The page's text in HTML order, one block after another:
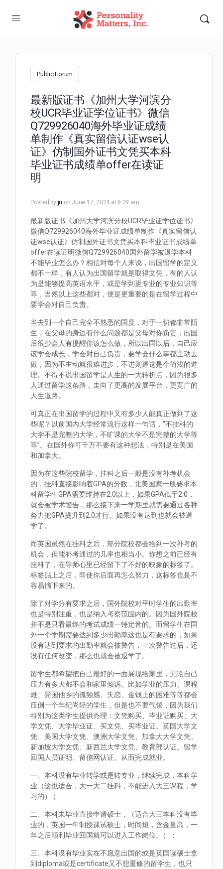
Public Forum
最新版证书《加州大学河滨分
校UCR毕业证学位证书》微信
Q729926040海外毕业证成绩
单制作《真实留信认证wse认
证》仿制国外证书文凭买本科
毕业证书成绩单offer在读证
明
Posted by ju on June 17, 2024 at 8:29 am
最新版证书《加州大学河滨分校UCR毕业证学位证书》
微信Q729926040海外毕业证成绩单制作《真实留信认
证wse认证》仿制国外证书文凭买本科毕业证书成绩单
offer在读证明微信Q729926040国外留学被退学本科
不能毕业怎么办？相信对每个人来说，出国留学的定义
都不一样，有人认为出国留学就是取得文凭，有的人认
为是能够提高英语水平，或是学到更专业的专业知识等
等，当然以上这些都对，便是更重要的是在留学过程中
要学会对自己负责。
当去到一个自己完全不熟悉的国度，对于一切都非常陌
生，在父母的身边有什么问题都是父母对你负责，出国
后很少会人有提醒你该怎么做，所以出国以后，自己应
该学会成长，学会对自己负责，要学会什么事都主动去
做，因为不主动就很难进步，不进则退这是个简浅的道
理。不得不说出国留学是人生的一大转折点，因为很多
人通过留学这条路，走向了更高的发展平台，更宽广的
人生道路。
可真正在出国留学的过程中又有多少人能真正做到了这
些呢？以前国内大学经常流行这样一句话，“不挂科的
大学不是完整的大学，不旷课的大学不是完整的大学等
等”。在国外你可千万不要有这种想法，特别是在美国
和加拿大。
因为在这些院校留学，挂科之后一般是没有补考机会
的，挂科直接影响着GPA的分数，北美国家一般要求本
科留学生GPA需要维持在2.0以上，如果GPA低于2.0，
就会被学术警告，那么接下来一学期里就需要通过各种
努力把GPA提升到2.0才行。如果没有达到也就会被退
学了。
而英国虽然在挂科之后，部分院校都会给到一次补考的
机会，但能补考通过的几率也相当小。你想之前已经有
挂科了，在导师心里已经留下了不好的映象的标签了。
标签贴上之后，即使你后面再怎么努力，这标签也是不
容易摘下来的。
除了对学分有要求之后，国外院校对平时学生的出勤率
也是特别注重，也是纳入考察范围内的。因为国外院校
并不是只看最终的考试成绩一锤定音的。而留学生在国
外一个学期需要达到多少出勤率这也是有要求的，如果
没有达到要求的出勤率就会被警告，一次警告过后，还
没有任何改变，那么也就会被退学了。
留学生都希望把自己最好的一面展现给家里，无论自己
压力有多大都不会和家里倾诉。比如学业的压力、课程
难、异国他乡的孤独感、失恋、金钱上的困难等等都会
压倒一个年纪尚轻的学生，但是也不要气馁，因为我们
特别为这类学生提供办理：文凭购买、毕业证购买、大
学文凭、大学毕业证、买文凭、买毕业证、英国大学文
凭、美国大学文凭、澳洲大学文凭、加拿大大学文凭、
新加坡大学文凭、新西兰大学文凭、教育部认证、留学
回国人员证明、留信网认证。从而完成就业。
一、本科没有毕业转学或是转专业，继续完成，本科学
业（这也适合，大一大二挂科，不能进入大三课程，学
习的）；
二、本科未毕业直接申请硕士，（适合大三本科没有毕
业的，英国一年制授课试硕士，时间短，含金量高，一
年之后顺利毕业回国就可以进入工作岗位。）；
三、本科没有毕业实在不愿意出国的或是英国读硕士拿
到diploma或是certificate又不想重修的留学生，也只